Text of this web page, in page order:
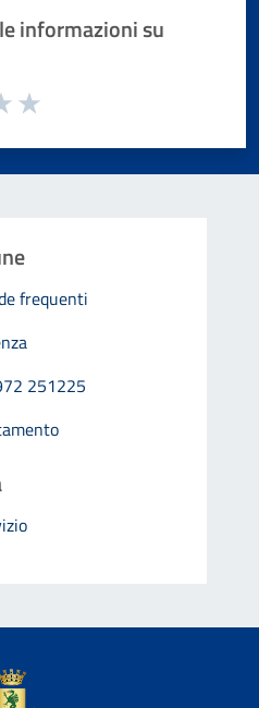
informazioni su
frequenti
251225